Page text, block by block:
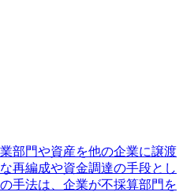
部門や資産を他の企業に譲渡
再編成や資金調達の手段とし
手法は、企業が不採算部門を